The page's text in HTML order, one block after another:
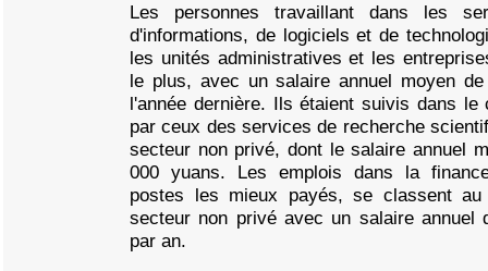
Les personnes travaillant dans les
d'informations, de logiciels et de
les unités administratives et les
le plus, avec un salaire annuel moyen
l'année dernière. Ils étaient suivis dans le
par ceux des services de recherche
secteur non privé, dont le salaire annuel
000 yuans. Les emplois dans la
postes les mieux payés, se classent
secteur non privé avec un salaire annuel
par an.